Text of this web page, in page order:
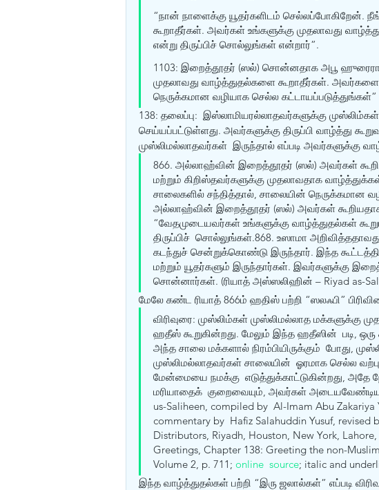
“நான் நாளைக்கு யூதர்களிடம் செல்லப்போகிறேன்.
கூறாதீர்கள். அவர்கள் உங்களுக்கு முதலாவது
என்று திருப்பிச் சொல்லுங்கள் என்றார்”.
1103: இறைத்தூதர் (ஸல்) சொன்னதாக அபூ ஹுரைரா
முதலாவது வாழ்த்துதல்களை கூறாதீர்கள்.
நெருக்கமான வழியாக செல்ல கட்டாயப்படுத்துங்கள்”
138: தலைப்பு:  இஸ்லாமியரல்லாதவர்களுக்கு
செய்யப்பட்டுள்ளது. அவர்களுக்கு திருப்பி வாழ்த்து
முஸ்லிமல்லாதவர்கள்  இருந்தால் எப்படி அவர்களுக்கு
866. அல்லாஹ்வின் இறைத்தூதர் (ஸல்) அவர்கள்
மற்றும் கிறிஸ்தவர்களுக்கு முதலாவதாக
சாலைகளில் சந்தித்தால், சாலையின் நெருக்கமான
அல்லாஹ்வின் இறைத்தூதர் (ஸல்) அவர்கள்
“வேதமுடையவர்கள் உங்களுக்கு வாழ்த்துதல்கள்
திருப்பிச்  சொல்லுங்கள்.868. உஸாமா
கடந்துச் சென்றுக்கொண்டு இருந்தார். இந்த
மற்றும் யூதர்களும் இருந்தார்கள். இவர்களுக்கு
சொன்னார்கள். (ரியாத் அஸ்ஸலிஹின் – Riyad as-
மேலே கண்ட ரியாத் 866ம் ஹதிஸ் பற்றி “ஸலஃபி”
விரிவுரை: முஸ்லிம்கள் முஸ்லிமல்லாத மக்களுக்கு
ஹதீஸ் கூறுகின்றது. மேலும் இந்த ஹதீஸின்  படி,
அந்த சாலை மக்களால் நிரம்பியிருக்கும்  போது,
முஸ்லிமல்லாதவர்கள் சாலையின்  ஓரமாக செல்ல
மேன்மையை நமக்கு  எடுத்துக்காட்டுகின்றது,
மரியாதைக்  குறைவையும், அவர்கள் அடையவேண்டிய
us-Saliheen, compiled by  Al-Imam Abu
commentary by  Hafiz Salahuddin Yusuf, revised
Distributors, Riyadh, Houston, New York,
Greetings, Chapter 138: Greeting the non-
Volume 2, p. 711; online  source; italic and
இந்த வாழ்த்துதல்கள் பற்றி “இரு ஜலால்கள்” எப்படி